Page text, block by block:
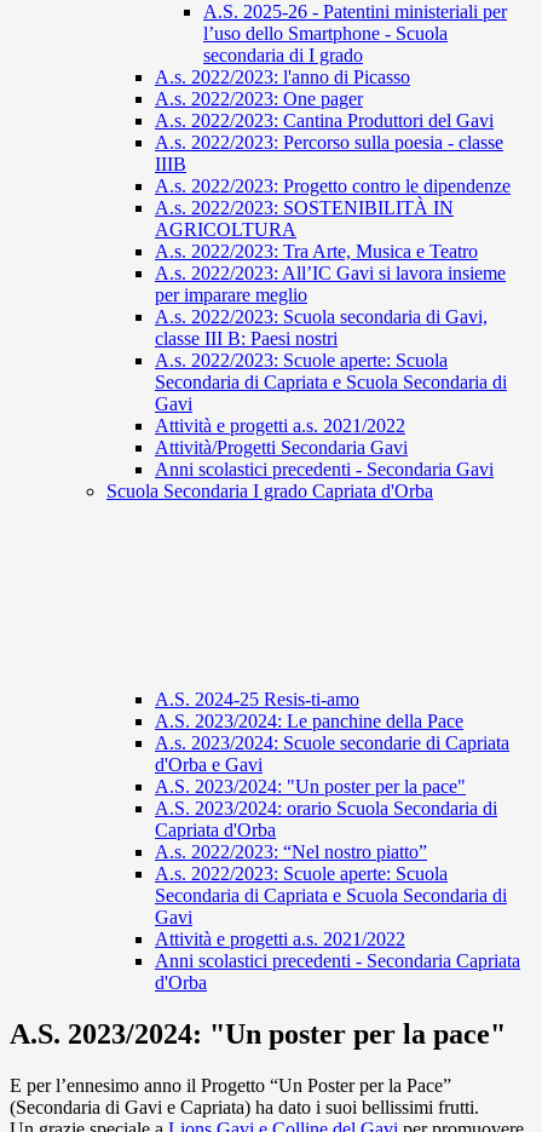
A.S. 2025-26 - Patentini ministeriali per
l’uso dello Smartphone - Scuola
secondaria di I grado
A.s. 2022/2023: l'anno di Picasso
A.s. 2022/2023: One pager
A.s. 2022/2023: Cantina Produttori del Gavi
A.s. 2022/2023: Percorso sulla poesia - classe
IIIB
A.s. 2022/2023: Progetto contro le dipendenze
A.s. 2022/2023: SOSTENIBILITÀ IN
AGRICOLTURA
A.s. 2022/2023: Tra Arte, Musica e Teatro
A.s. 2022/2023: All’IC Gavi si lavora insieme
per imparare meglio
A.s. 2022/2023: Scuola secondaria di Gavi,
classe III B: Paesi nostri
A.s. 2022/2023: Scuole aperte: Scuola
Secondaria di Capriata e Scuola Secondaria di
Gavi
Attività e progetti a.s. 2021/2022
Attività/Progetti Secondaria Gavi
Anni scolastici precedenti - Secondaria Gavi
Scuola Secondaria I grado Capriata d'Orba
A.S. 2024-25 Resis-ti-amo
A.S. 2023/2024: Le panchine della Pace
A.s. 2023/2024: Scuole secondarie di Capriata
d'Orba e Gavi
A.S. 2023/2024: "Un poster per la pace"
A.S. 2023/2024: orario Scuola Secondaria di
Capriata d'Orba
A.s. 2022/2023: “Nel nostro piatto”
A.s. 2022/2023: Scuole aperte: Scuola
Secondaria di Capriata e Scuola Secondaria di
Gavi
Attività e progetti a.s. 2021/2022
Anni scolastici precedenti - Secondaria Capriata
d'Orba
A.S. 2023/2024: "Un poster per la pace"
E per l’ennesimo anno il Progetto “Un Poster per la Pace”
(Secondaria di Gavi e Capriata) ha dato i suoi bellissimi frutti.